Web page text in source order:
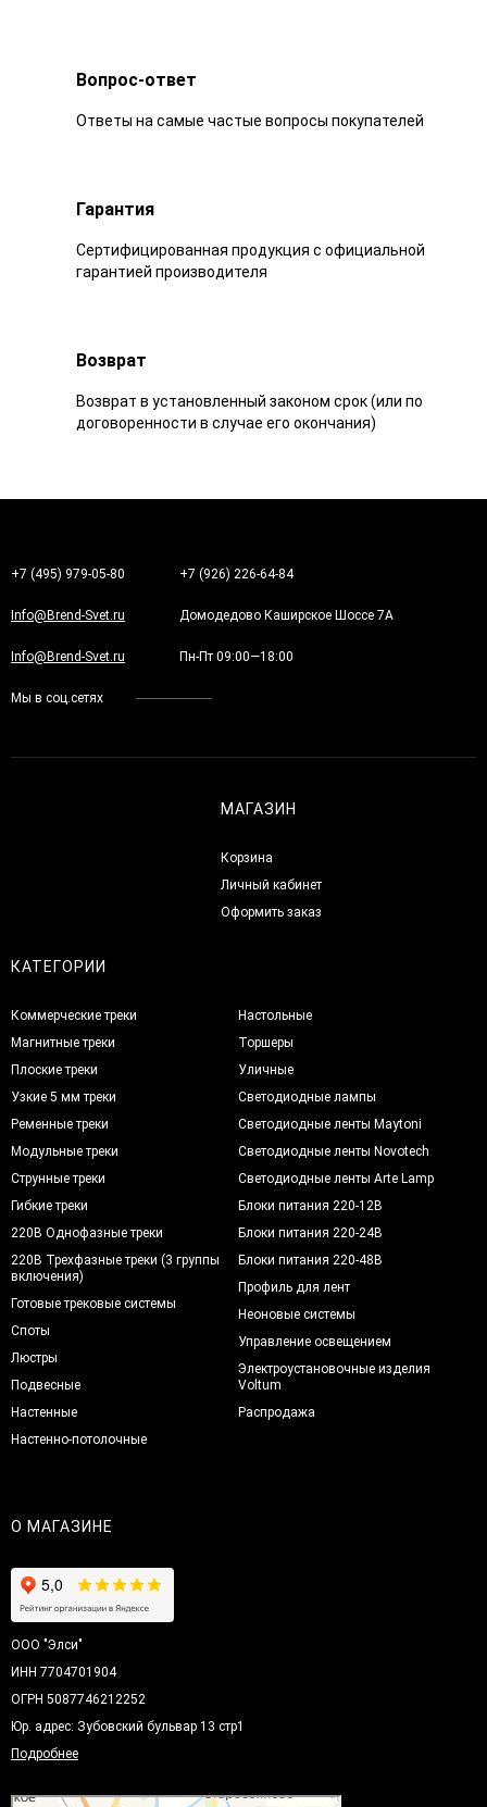
Вопрос-ответ
Ответы на самые частые вопросы покупателей
Гарантия
Сертифицированная продукция с официальной
гарантией производителя
Возврат
Возврат в установленный законом срок (или по
договоренности в случае его окончания)
+7 (495) 979-05-80 +7 (926) 226-64-84
Info@Brend-Svet.ru Домодедово Каширское Шоссе 7А
Info@Brend-Svet.ru Пн-Пт 09:00—18:00
Мы в соц.сетях
МАГАЗИН
Корзина
Личный кабинет
Оформить заказ
КАТЕГОРИИ
Коммерческие треки
Магнитные треки
Плоские треки
Узкие 5 мм треки
Ременные треки
Модульные треки
Струнные треки
Гибкие треки
220В Однофазные треки
220В Трехфазные треки (3 группы
включения)
Готовые трековые системы
Споты
Люстры
Подвесные
Настенные
Настенно-потолочные
Настольные
Торшеры
Уличные
Светодиодные лампы
Светодиодные ленты Maytoni
Светодиодные ленты Novotech
Светодиодные ленты Arte Lamp
Блоки питания 220-12В
Блоки питания 220-24В
Блоки питания 220-48В
Профиль для лент
Неоновые системы
Управление освещением
Электроустановочные изделия
Voltum
Распродажа
О МАГАЗИНЕ
ООО "Элси"
ИНН 7704701904
ОГРН 5087746212252
Юр. адрес: Зубовский бульвар 13 стр1
Подробнее